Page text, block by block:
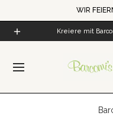
Zum Hauptinhalt springen
WIR
Alle Produkte
Kreiere mit